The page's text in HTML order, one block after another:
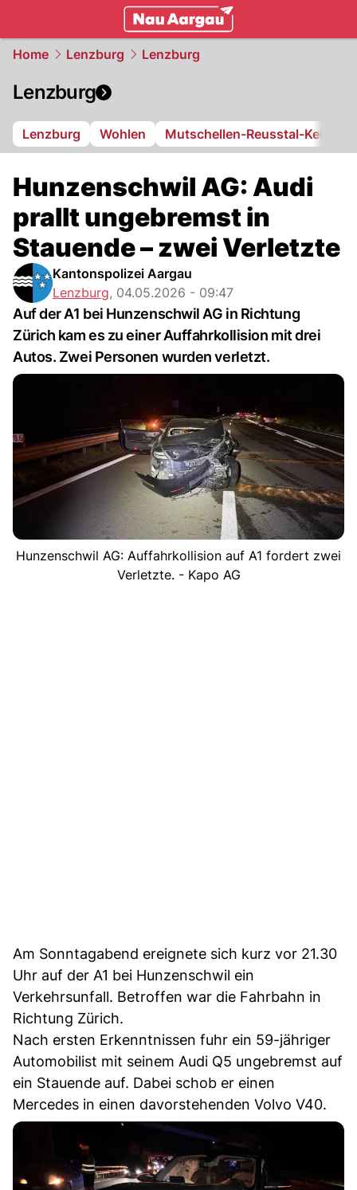
Home Lenzburg Lenzburg
Lenzburg
Lenzburg Wohlen Mutschellen-Reusstal-
Hunzenschwil AG: Audi
prallt ungebremst in
Stauende – zwei Verletzte
Kantonspolizei Aargau
Lenzburg, 04.05.2026 - 09:47
Auf der A1 bei Hunzenschwil AG in Richtung
Zürich kam es zu einer Auffahrkollision mit drei
Autos. Zwei Personen wurden verletzt.
Hunzenschwil AG: Auffahrkollision auf A1 fordert zwei
Verletzte. - Kapo AG
Am Sonntagabend ereignete sich kurz vor 21.30
Uhr auf der A1 bei Hunzenschwil ein
Verkehrsunfall. Betroffen war die Fahrbahn in
Richtung Zürich.
Nach ersten Erkenntnissen fuhr ein 59-jähriger
Automobilist mit seinem Audi Q5 ungebremst auf
ein Stauende auf. Dabei schob er einen
Mercedes in einen davorstehenden Volvo V40.